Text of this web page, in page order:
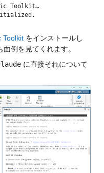
Toolkit…
Toolkit をインストールし
倒を見てくれます。
に直接それについて